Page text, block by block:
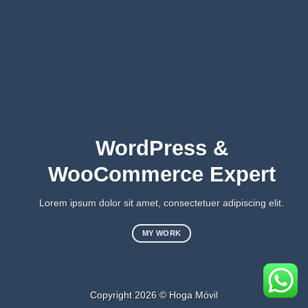
WordPress &
WooCommerce Expert
Lorem ipsum dolor sit amet, consectetuer adipiscing elit.
MY WORK
Copyright 2026 © Hoga Móvil